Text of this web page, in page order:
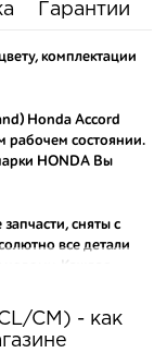
Гарантии
комплектации
Honda Accord
рабочем состоянии.
HONDA Вы
сняты с
все детали
Каждая
CM) - как